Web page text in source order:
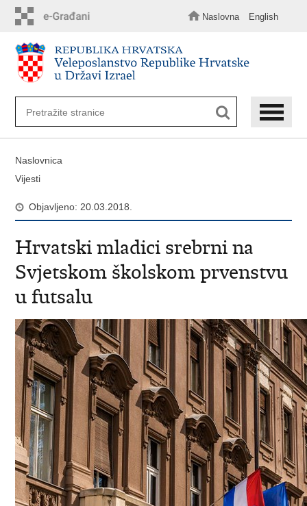
sadržaj
Naslovna English
Naslovnica
Vijesti
Objavljeno: 20.03.2018.
Hrvatski mladici srebrni na
Svjetskom školskom prvenstvu
u futsalu